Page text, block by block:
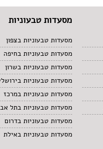
מסעדות טבעוניות
מסעדות טבעוניות בצפון
מסעדות טבעוניות בחיפה
מסעדות טבעוניות בשרון
מסעדות טבעוניות
מסעדות טבעוניות במרכז
מסעדות טבעוניות בתל
מסעדות טבעוניות בדרום
מסעדות טבעוניות באילת